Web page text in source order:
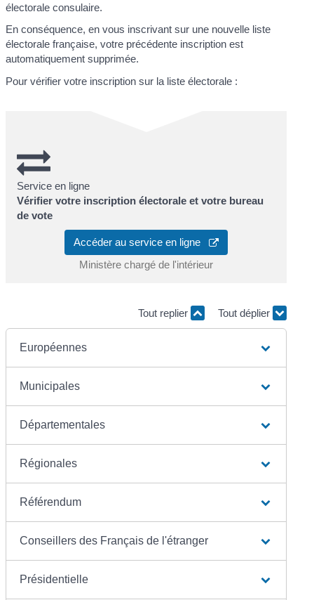
électorale consulaire.
En conséquence, en vous inscrivant sur une nouvelle liste
électorale française, votre précédente inscription est
automatiquement supprimée.
Pour vérifier votre inscription sur la liste électorale :
Service en ligne
Vérifier votre inscription électorale et votre bureau
de vote
Accéder au service en ligne
Ministère chargé de l'intérieur
Tout replier Tout déplier
Européennes
Municipales
Départementales
Régionales
Référendum
Conseillers des Français de l'étranger
Présidentielle